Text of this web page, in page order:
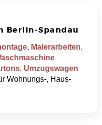
Berlin-Spandau
, Malerarbeiten,
, Umzugswagen
Wohnungs-, Haus-